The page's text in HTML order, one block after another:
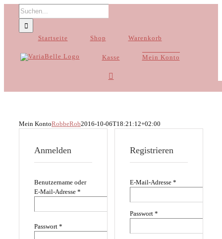
Inhalt
springen
Suche
nach:
Startseite Shop Warenkorb
Kasse Mein Konto
Mein KontoRobbeRob2016-10-06T18:21:12+02:00
Anmelden
Benutzername oder
E-Mail-Adresse *
Passwort *
Registrieren
E-Mail-Adresse*
Passwort*